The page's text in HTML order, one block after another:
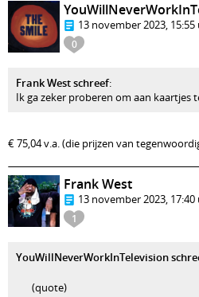
0
13 november 2023, 15:55
Frank West schreef:
Ik ga zeker proberen om aan kaartjes
€ 75,04 v.a. (die prijzen van
1
Frank West
13 november 2023, 17:40
YouWillNeverWorkInTelevision
(quote)